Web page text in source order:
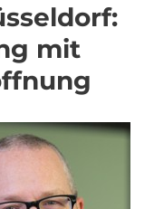
mit